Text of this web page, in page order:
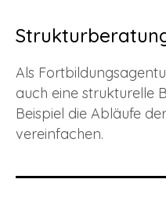
Als
auch eine strukturelle
Beispiel die Abläufe
vereinfachen.